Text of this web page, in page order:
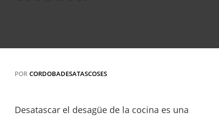
POR CORDOBADESATASCOSES
Desatascar el desagüe de la cocina es una